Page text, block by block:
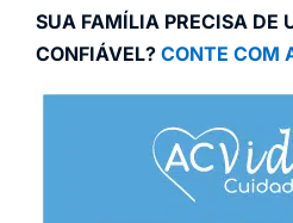
SUA FAMÍLIA PRECISA DE
CONFIÁVEL? CONTE COM